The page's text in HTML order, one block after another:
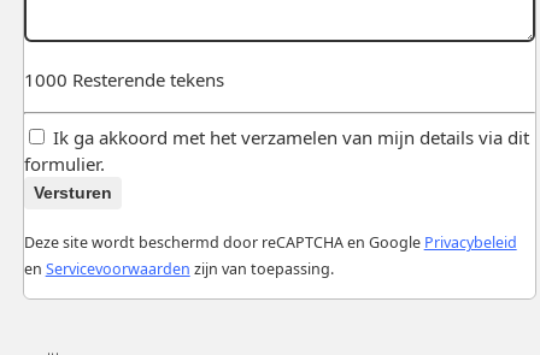
1000 Resterende tekens
Ik ga akkoord met het verzamelen van mijn details via dit
formulier.
Versturen
Deze site wordt beschermd door reCAPTCHA en Google Privacybeleid
en Servicevoorwaarden zijn van toepassing.